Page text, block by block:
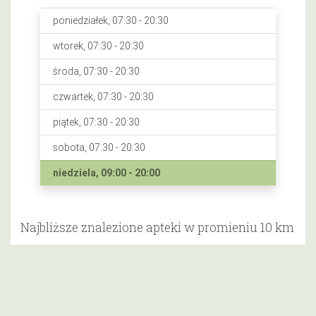
poniedziałek, 07:30 - 20:30
wtorek, 07:30 - 20:30
środa, 07:30 - 20:30
czwartek, 07:30 - 20:30
piątek, 07:30 - 20:30
sobota, 07:30 - 20:30
niedziela, 09:00 - 20:00
Najbliższe znalezione apteki w promieniu 10 km